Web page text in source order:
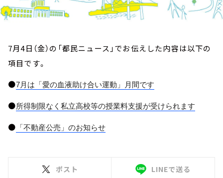
7月4日（金）の「都民ニュース」でお伝えした内容は以下の
項目です。
●7月は「愛の血液助け合い運動」月間です
●所得制限なく私立高校等の授業料支援が受けられます
● 「不動産公売」のお知らせ
ポスト LINEで送る